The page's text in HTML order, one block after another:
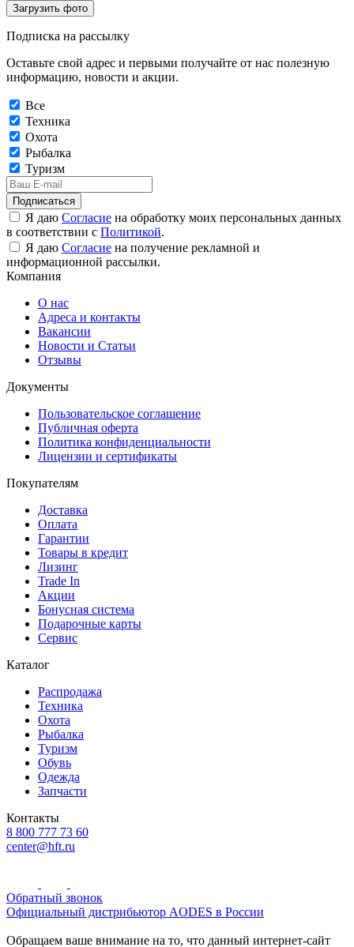
Загрузить фото
Подписка на рассылку
Оставьте свой адрес и первыми получайте от нас полезную
информацию, новости и акции.
Все
Техника
Охота
Рыбалка
Туризм
Подписаться
Я даю Согласие на обработку моих персональных данных
в соответствии с Политикой.
Я даю Согласие на получение рекламной и
информационной рассылки.
Компания
О нас
Адреса и контакты
Вакансии
Новости и Статьи
Отзывы
Документы
Пользовательское соглашение
Публичная оферта
Политика конфиденциальности
Лицензии и сертификаты
Покупателям
Доставка
Оплата
Гарантии
Товары в кредит
Лизинг
Trade In
Акции
Бонусная система
Подарочные карты
Сервис
Каталог
Распродажа
Техника
Охота
Рыбалка
Туризм
Обувь
Одежда
Запчасти
Контакты
8 800 777 73 60
center@hft.ru
Обратный звонок
Официальный дистрибьютор AODES в России
Обращаем ваше внимание на то, что данный интернет-сайт